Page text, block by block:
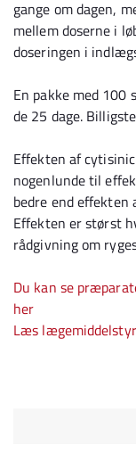
gange om dagen,
mellem doserne i
doseringen i
En pakke med
de 25 dage.
Effekten af
nogenlunde til
bedre end
Effekten er størst
rådgivning om
Du kan se
her
Læs